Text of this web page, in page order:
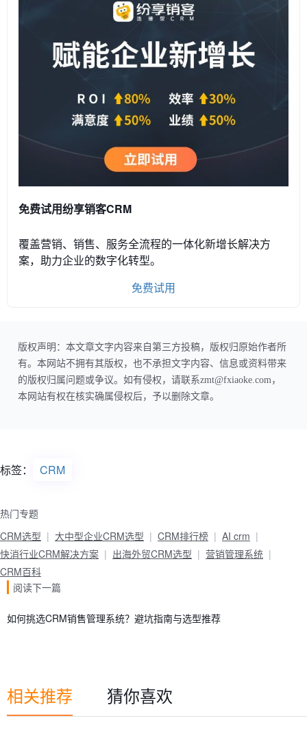
免费试用纷享销客CRM
覆盖营销、销售、服务全流程的一体化新增长解决方
案，助力企业的数字化转型。
免费试用
版权声明：本文章文字内容来自第三方投稿，版权归原始作者所
有。本网站不拥有其版权，也不承担文字内容、信息或资料带来
的版权归属问题或争议。如有侵权，请联系zmt@fxiaoke.com，
本网站有权在核实确属侵权后，予以删除文章。
标签： CRM
热门专题
CRM选型
大中型企业CRM选型 CRM排行榜
AI crm
快消行业CRM解决方案
出海外贸CRM选型
营销管理系统
CRM百科
阅读下一篇
如何挑选CRM销售管理系统？避坑指南与选型推荐
相关推荐 猜你喜欢